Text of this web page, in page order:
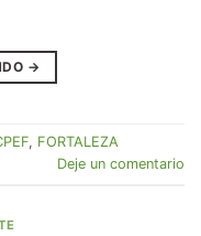
→
, FORTALEZA
Deje un comentario